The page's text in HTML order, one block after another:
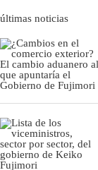
últimas noticias